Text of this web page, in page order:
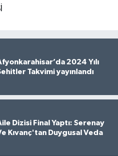
2024 Yılı
Takvimi yayınlandı
Dizisi Final Yaptı: Serenay
Kıvanç'tan Duygusal Veda